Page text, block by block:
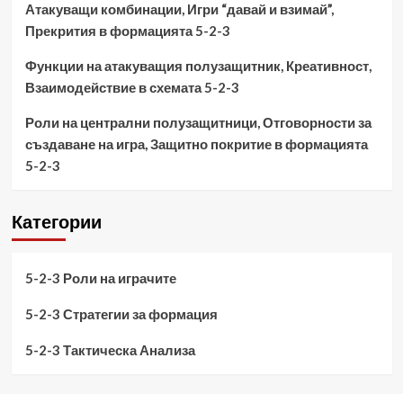
Атакуващи комбинации, Игри “давай и взимай”,
Прекрития в формацията 5-2-3
Функции на атакуващия полузащитник, Креативност,
Взаимодействие в схемата 5-2-3
Роли на централни полузащитници, Отговорности за
създаване на игра, Защитно покритие в формацията
5-2-3
Категории
5-2-3 Роли на играчите
5-2-3 Стратегии за формация
5-2-3 Тактическа Анализа